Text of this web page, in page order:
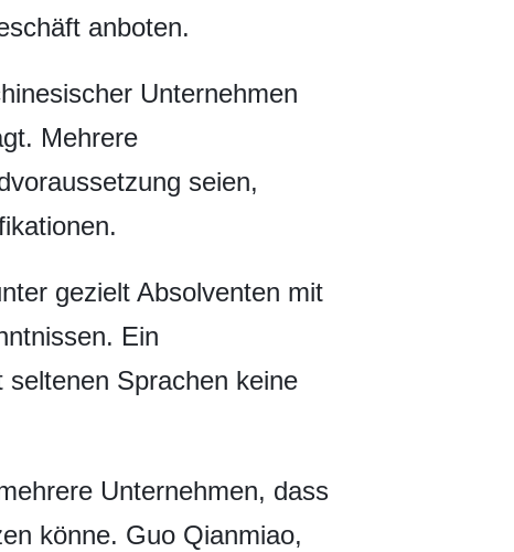
anboten.
Unternehmen
Mehrere
seien,
gezielt Absolventen mit
Ein
Sprachen keine
Unternehmen, dass
könne. Guo Qianmiao,